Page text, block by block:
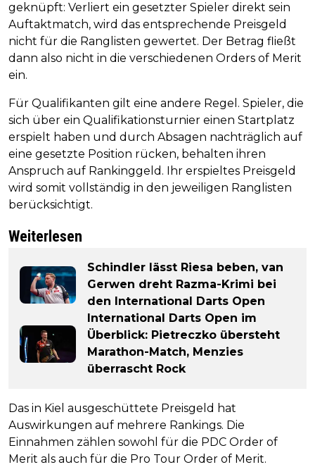
geknüpft: Verliert ein gesetzter Spieler direkt sein
Auftaktmatch, wird das entsprechende Preisgeld
nicht für die Ranglisten gewertet. Der Betrag fließt
dann also nicht in die verschiedenen Orders of Merit
ein.
Für Qualifikanten gilt eine andere Regel. Spieler, die
sich über ein Qualifikationsturnier einen Startplatz
erspielt haben und durch Absagen nachträglich auf
eine gesetzte Position rücken, behalten ihren
Anspruch auf Rankinggeld. Ihr erspieltes Preisgeld
wird somit vollständig in den jeweiligen Ranglisten
berücksichtigt.
Weiterlesen
Schindler lässt Riesa beben, van
Gerwen dreht Razma-Krimi bei
den International Darts Open
International Darts Open im
Überblick: Pietreczko übersteht
Marathon-Match, Menzies
überrascht Rock
Das in Kiel ausgeschüttete Preisgeld hat
Auswirkungen auf mehrere Rankings. Die
Einnahmen zählen sowohl für die PDC Order of
Merit als auch für die Pro Tour Order of Merit.